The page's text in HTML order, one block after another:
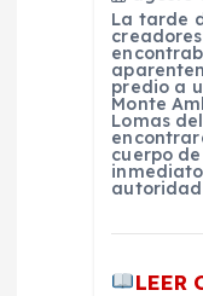
La tarde
predio a
Monte
Lomas
cuerpo
LEER